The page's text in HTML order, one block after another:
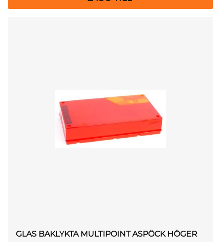
GLAS BAKLYKTA MULTIPOINT ASPÖCK HÖGER